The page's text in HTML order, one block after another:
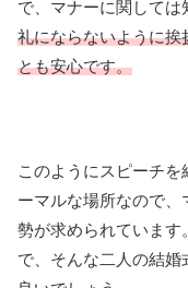
で、マナーに関しては
礼にならないように
とも安心です。
このようにスピーチ
ーマルな場所なので
勢が求められています
で、そんな二人の結婚